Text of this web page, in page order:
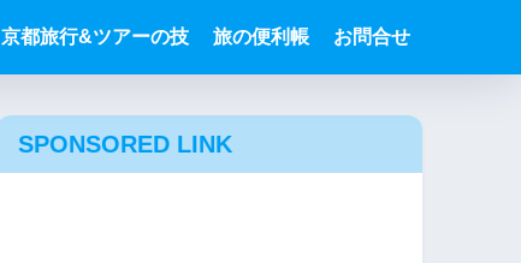
京都旅行&ツアーの技 旅の便利帳 お問合せ
SPONSORED LINK